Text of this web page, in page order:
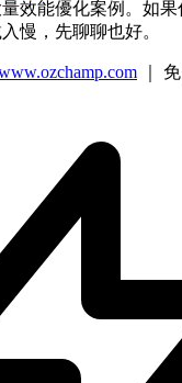
效能優化案例。如
慢，先聊聊也好。
｜